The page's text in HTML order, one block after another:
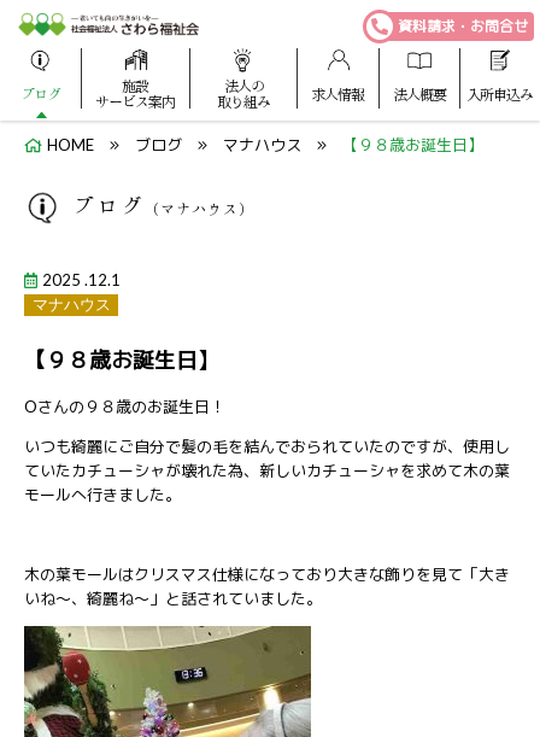
ブログ
施設
サービス案内
法人の
取り組み
求人情報 法人概要 入所申込み
資料請求・お問合せ
HOME ブログ マナハウス 【９８歳お誕生日】
ブログ （マナハウス）
2025 .12.1
マナハウス
【９８歳お誕生日】
Oさんの９８歳のお誕生日！
いつも綺麗にご自分で髪の毛を結んでおられていたのですが、使用し
ていたカチューシャが壊れた為、新しいカチューシャを求めて木の葉
モールへ行きました。
木の葉モールはクリスマス仕様になっており大きな飾りを見て「大き
いね～、綺麗ね～」と話されていました。